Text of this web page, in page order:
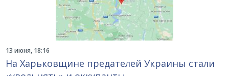
13 июня, 18:16
На Харьковщине предателей Украины стали